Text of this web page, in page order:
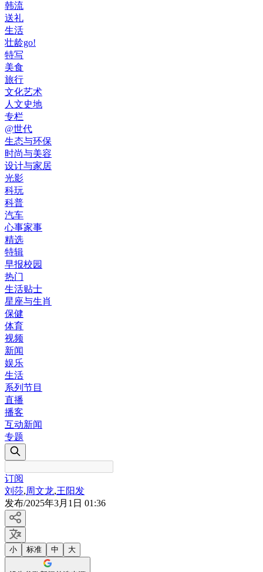
韩流
送礼
生活
壮龄go!
特写
美食
旅行
文化艺术
人文史地
专栏
@世代
生态与环保
时尚与美容
设计与家居
光影
科玩
科普
汽车
心事家事
精选
特辑
早报校园
热门
生活贴士
星座与生肖
保健
体育
视频
新闻
娱乐
生活
系列节目
直播
播客
互动新闻
专题
订阅
刘莎,周文龙,王阳发
发布/2025年3月1日 01:36
小 标准 中 大